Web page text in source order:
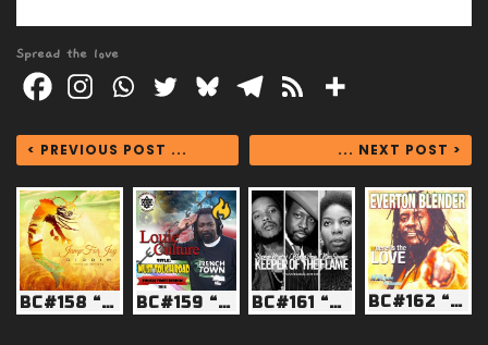
Spread the love
< PREVIOUS POST ... ... NEXT POST >
BC#158 “Build Back The Vibes” BC#159 “Ease up the Pressure” BC#161 “Heal the soul” BC#162 “When mi seh Fyah mi seh BassCulture Fyah!”